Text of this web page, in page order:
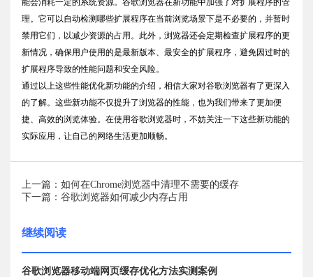
理。它可以自动检测哪些扩展程序在当前浏览场景下是不必要的，并暂时
禁用它们，以减少资源的占用。此外，浏览器还会定期检查扩展程序的更
新情况，确保用户使用的是最新版本、最安全的扩展程序，避免因过时的
扩展程序导致的性能问题和安全风险。
通过以上这些性能优化新功能的介绍，相信大家对谷歌浏览器有了更深入
的了解。这些新功能不仅提升了浏览器的性能，也为我们带来了更加便
捷、高效的浏览体验。在使用谷歌浏览器时，不妨关注一下这些新功能的
实际应用，让自己的网络生活更加顺畅。
上一篇：如何在Chrome浏览器中清理不需要的缓存
下一篇：谷歌浏览器如何减少内存占用
继续阅读
谷歌浏览器移动端网页缓存优化方法实测案例